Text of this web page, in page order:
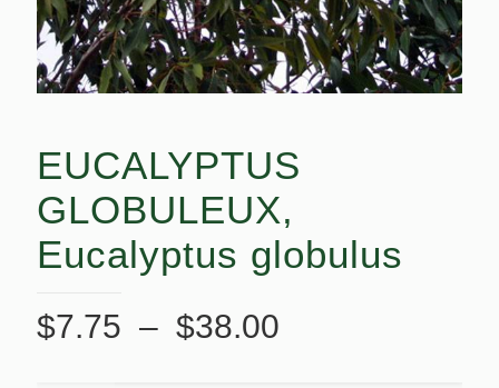
EUCALYPTUS
GLOBULEUX,
Eucalyptus globulus
$7.75 – $38.00